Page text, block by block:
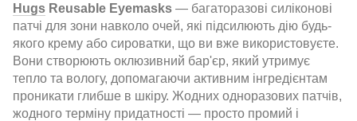
Hugs Reusable Eyemasks — багаторазові силіконові
патчі для зони навколо очей, які підсилюють дію будь-
якого крему або сироватки, що ви вже використовуєте.
Вони створюють оклюзивний бар'єр, який утримує
тепло та вологу, допомагаючи активним інгредієнтам
проникати глибше в шкіру. Жодних одноразових патчів,
жодного терміну придатності — просто промий і